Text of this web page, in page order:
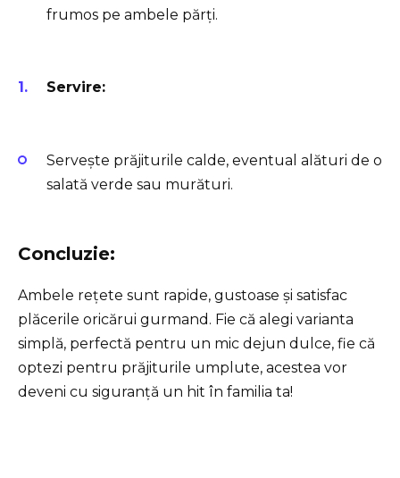
frumos pe ambele părți.
Servire:
Servește prăjiturile calde, eventual alături de o
salată verde sau murături.
Concluzie:
Ambele rețete sunt rapide, gustoase și satisfac
plăcerile oricărui gurmand. Fie că alegi varianta
simplă, perfectă pentru un mic dejun dulce, fie că
optezi pentru prăjiturile umplute, acestea vor
deveni cu siguranță un hit în familia ta!